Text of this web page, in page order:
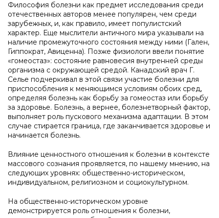
Философия болезни как предмет исследования среди
отечественных авторов менее популярен, чем среди
зарубежных, и, как правило, имеет популистский
характер. Еще мыслители античного мира указывали на
наличие промежуточного состояния между ними (Гален,
Гиппократ, Авиценна). Позже физиологи ввели понятие
«гомеостаз»: состояние равновесия внутренней среды
организма с окружающей средой. Канадский врач Г.
Селье подчеркивал в этой связи участие болезни для
приспособления к меняющимся условиям обоих сред,
определяя болезнь как борьбу за гомеостаз или борьбу
за здоровье. Болезнь, а вернее, болезнетворный фактор,
выполняет роль пускового механизма адаптации. В этом
случае стирается граница, где заканчивается здоровье и
начинается болезнь.
Влияние ценностного отношения к болезни в контексте
массового сознания проявляется, по нашему мнению, на
следующих уровнях: общественно-историческом,
индивидуальном, религиозном и социокультурном.
На общественно-историческом уровне
демонстрируется роль отношения к болезни,